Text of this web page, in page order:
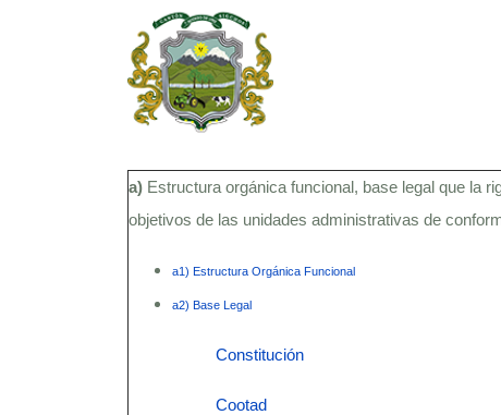
a) Estructura orgánica funcional, base legal que la
objetivos de las unidades administrativas de
a1) Estructura Orgánica Funcional
a2) Base Legal
Constitución
Cootad